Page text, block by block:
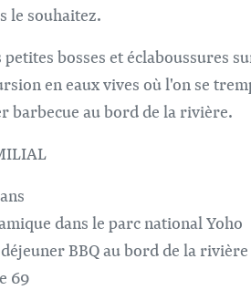
le souhaitez.
petites bosses et éclaboussures
en eaux vives où l'on se
barbecue au bord de la rivière.
dans le parc national Yoho
BBQ au bord de la rivière
69